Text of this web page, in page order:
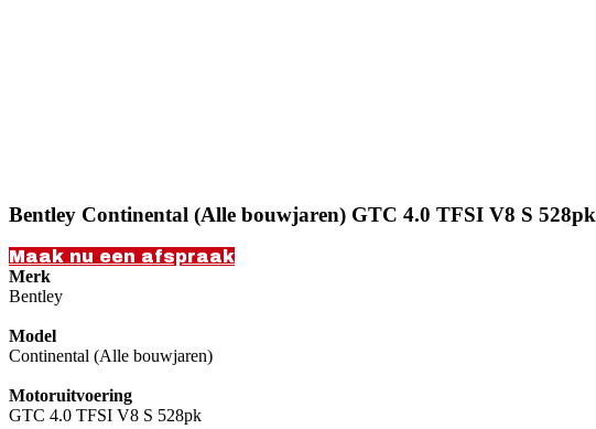
Bentley Continental (Alle bouwjaren) GTC 4.0 TFSI V8 S 528pk
Maak nu een afspraak
Merk
Bentley
Model
Continental (Alle bouwjaren)
Motoruitvoering
GTC 4.0 TFSI V8 S 528pk